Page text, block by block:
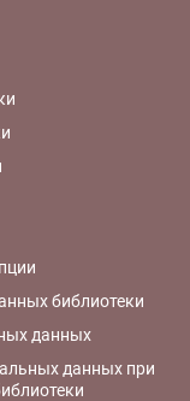
библиотеки
данных
данных при